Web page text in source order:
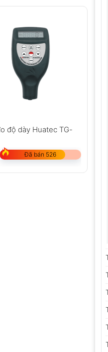
độ dày Huatec TG-
Đã bán 526